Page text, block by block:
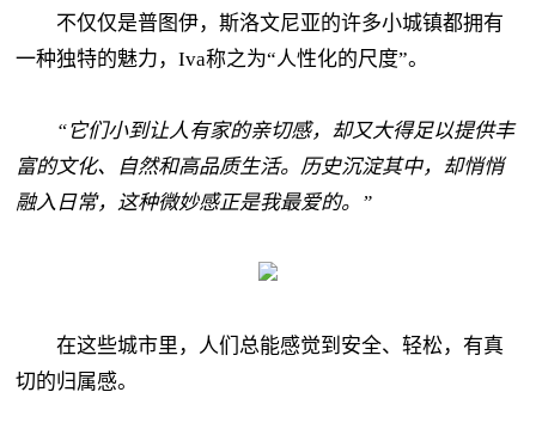
不仅仅是普图伊，斯洛文尼亚的许多小城镇都拥有
一种独特的魅力，Iva称之为“人性化的尺度”。
“它们小到让人有家的亲切感，却又大得足以提供丰
富的文化、自然和高品质生活。历史沉淀其中，却悄悄
融入日常，这种微妙感正是我最爱的。”
在这些城市里，人们总能感觉到安全、轻松，有真
切的归属感。